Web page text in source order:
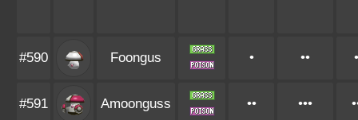
#590 Foongus • ••
#591 Amoonguss •• •••